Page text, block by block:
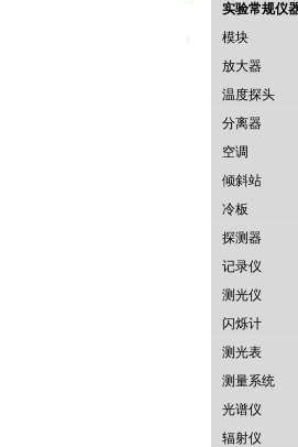
武汉提沃克科技
实验常规仪
模块
放大器
温度探头
分离器
空调
倾斜站
冷板
探测器
记录仪
测光仪
闪烁计
测光表
测量系统
光谱仪
辐射仪